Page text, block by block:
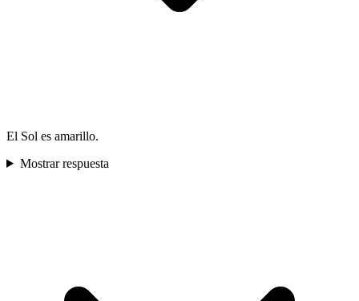
El Sol es amarillo.
Mostrar respuesta